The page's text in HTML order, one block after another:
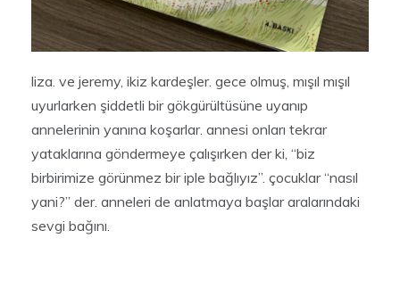
liza. ve jeremy, ikiz kardeşler. gece olmuş, mışıl mışıl
uyurlarken şiddetli bir gökgürültüsüne uyanıp
annelerinin yanına koşarlar. annesi onları tekrar
yataklarına göndermeye çalışırken der ki, “biz
birbirimize görünmez bir iple bağlıyız”. çocuklar “nasıl
yani?” der. anneleri de anlatmaya başlar aralarındaki
sevgi bağını.